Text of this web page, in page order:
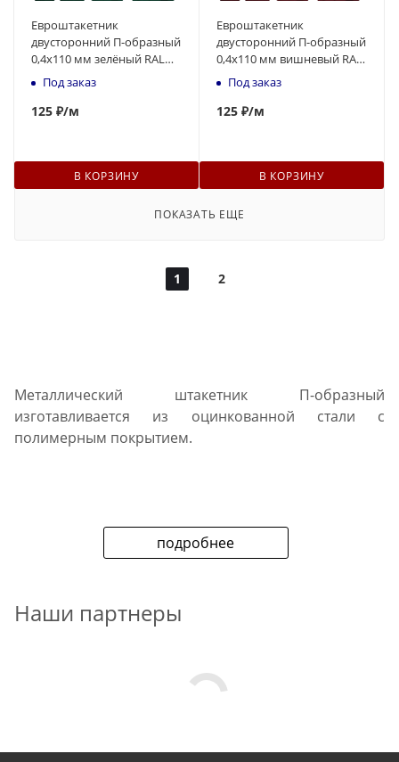
Евроштакетник
двусторонний П-образный
0,4x110 мм зелёный RAL
6005 1м
Под заказ
125 ₽/м
В КОРЗИНУ
Евроштакетник
двусторонний П-образный
0,4x110 мм вишневый RAL
3005 1м
Под заказ
125 ₽/м
В КОРЗИНУ
ПОКАЗАТЬ ЕЩЕ
1 2
подробнее
Металлический штакетник П-образный
изготавливается из оцинкованной стали с
полимерным покрытием.
Наши партнеры